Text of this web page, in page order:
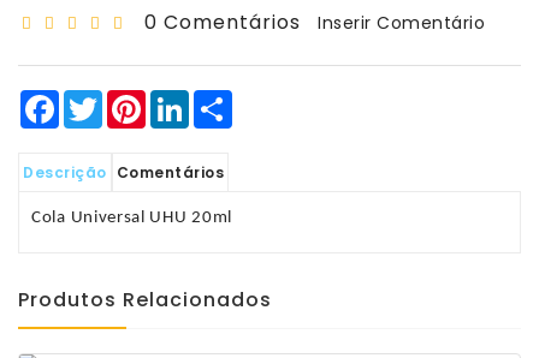
Escolar
Manualidades
Equipamento
Sala
Sacos
Shirt
0 Comentários Inserir Comentário
Facebook
TwitterPinterestLinkedIn
Descrição Comentários
Cola Universal UHU 20ml
Produtos Relacionados